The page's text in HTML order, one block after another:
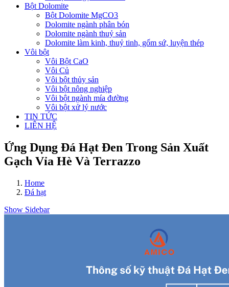
Bột Dolomite
Bột Dolomite MgCO3
Dolomite ngành phân bón
Dolomite ngành thuỷ sản
Dolomite làm kinh, thuỷ tinh, gốm sứ, luyện thép
Vôi bột
Vôi Bột CaO
Vôi Củ
Vôi bột thủy sản
Vôi bột nông nghiệp
Vôi bột ngành mía đường
Vôi bột xử lý nước
TIN TỨC
LIÊN HỆ
Ứng Dụng Đá Hạt Đen Trong Sản Xuất
Gạch Vỉa Hè Và Terrazzo
Home
Đá hạt
Show Sidebar